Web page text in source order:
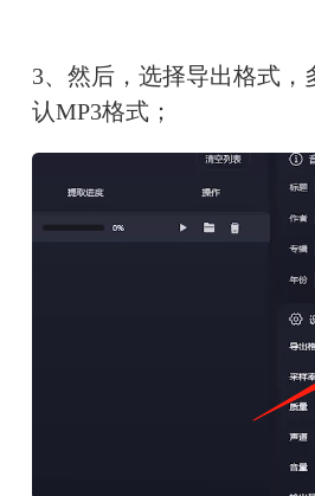
3、然后，选择导出格式，
认MP3格式；